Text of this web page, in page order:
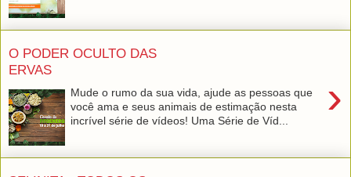
O PODER OCULTO DAS
ERVAS
›
Mude o rumo da sua vida, ajude as pessoas que
você ama e seus animais de estimação nesta
incrível série de vídeos! Uma Série de Víd...